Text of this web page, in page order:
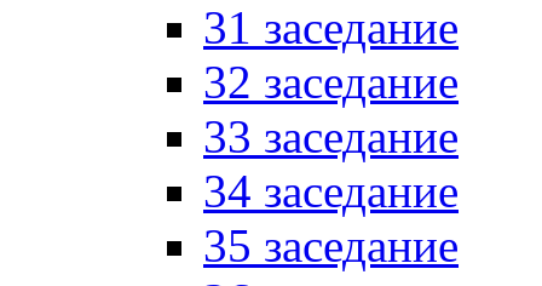
31 заседание
32 заседание
33 заседание
34 заседание
35 заседание